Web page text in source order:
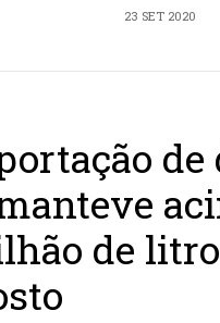
23 SET 2020
de
de